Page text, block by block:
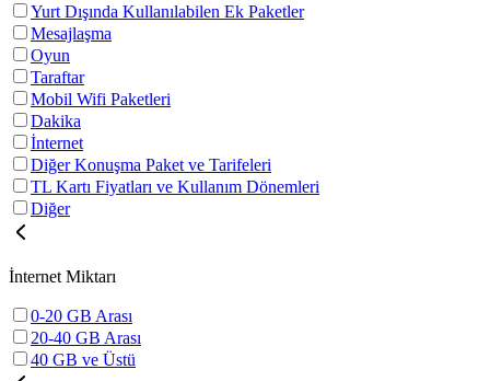
Yurt Dışında Kullanılabilen Ek Paketler
Mesajlaşma
Oyun
Taraftar
Mobil Wifi Paketleri
Dakika
İnternet
Diğer Konuşma Paket ve Tarifeleri
TL Kartı Fiyatları ve Kullanım Dönemleri
Diğer
İnternet Miktarı
0-20 GB Arası
20-40 GB Arası
40 GB ve Üstü